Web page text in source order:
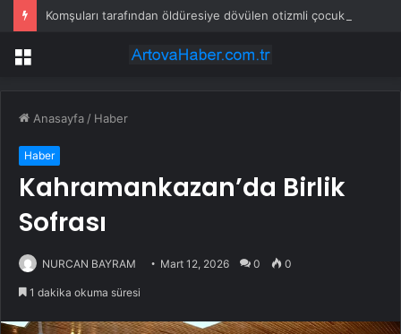
Menü
Anasayfa / Haber
Haber
Kahramankazan’da Birlik
Sofrası
NURCAN BAYRAM Mart 12, 2026 0 0
1 dakika okuma süresi